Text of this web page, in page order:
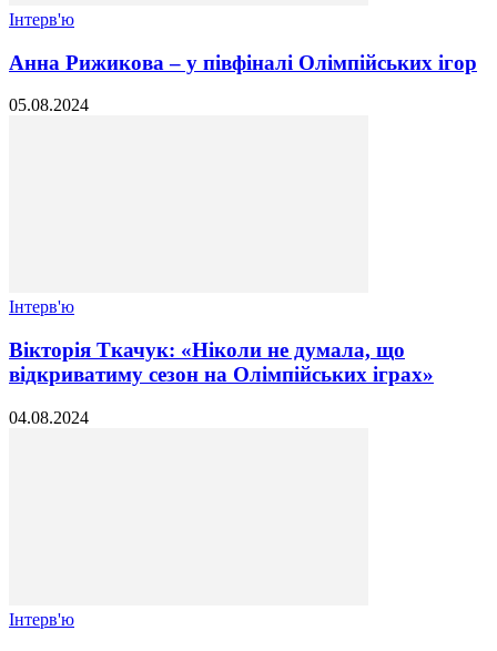
Інтерв'ю
Анна Рижикова – у півфіналі Олімпійських ігор
05.08.2024
Інтерв'ю
Вікторія Ткачук: «Ніколи не думала, що
відкриватиму сезон на Олімпійських іграх»
04.08.2024
Інтерв'ю